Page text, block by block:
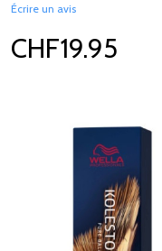
Écrire un avis
CHF19.95